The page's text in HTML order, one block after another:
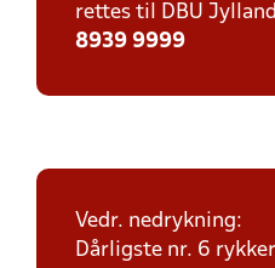
rettes til DBU
8939 9999
Vedr. nedrykning:
Dårligste nr. 6